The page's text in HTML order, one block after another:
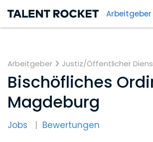
Arbeitgeber
Arbeitgeber Justiz/Öffentlicher
Bischöfliches
Magdeburg
Jobs Bewertungen